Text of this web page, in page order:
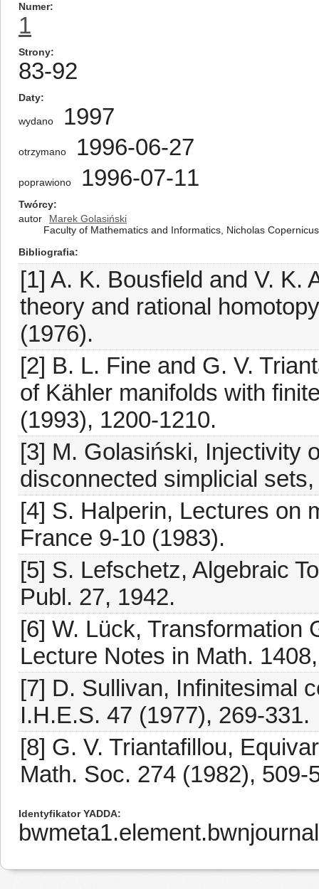
Numer
1
Strony
83-92
Daty
wydano 1997
otrzymano 1996-06-27
poprawiono 1996-07-11
Twórcy
autor
Marek Golasiński
Faculty of Mathematics and Informatics, Nicholas
Bibliografia
[1] A. K. Bousfield and V. K.
theory and rational
(1976).
[2] B. L. Fine and G. V.
of Kähler manifolds with
(1993), 1200-1210.
[3] M. Golasiński, Injectivity
disconnected simplicial
[4] S. Halperin, Lectures on
France 9-10 (1983).
[5] S. Lefschetz, Algebraic
Publ. 27, 1942.
[6] W. Lück, Transformation
Lecture Notes in Math.
[7] D. Sullivan, Infinitesimal
I.H.E.S. 47 (1977), 269-331.
[8] G. V. Triantafillou,
Math. Soc. 274 (1982), 509-
Identyfikator YADDA